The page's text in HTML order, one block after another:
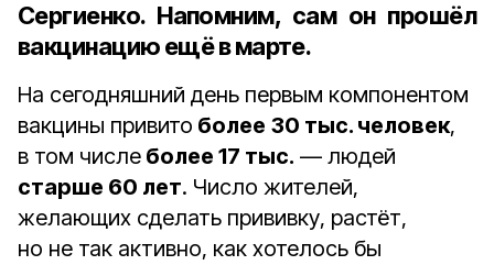
Сергиенко. Напомним, сам он прошёл
вакцинацию ещё в марте.
На сегодняшний день первым компонентом
вакцины привито более 30 тыс. человек,
в том числе более 17 тыс. — людей
старше 60 лет. Число жителей,
желающих сделать прививку, растёт,
но не так активно, как хотелось бы